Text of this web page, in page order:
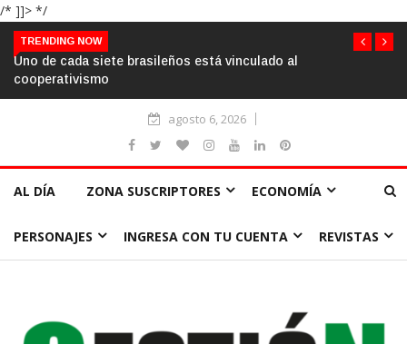
/* ]]> */
TRENDING NOW
Gobierno argentino propone Impuestos a los excedentes y fin
de las exenciones cooperativas
agosto 6, 2026
AL DÍA ZONA SUSCRIPTORES ECONOMÍA
PERSONAJES INGRESA CON TU CUENTA REVISTAS